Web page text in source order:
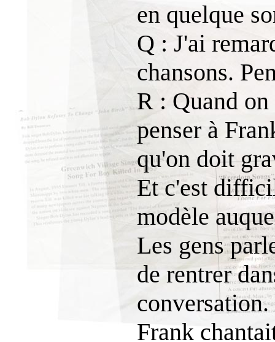
en quelque
Q : J'ai
chansons.
R : Quand on
penser à
qu'on doit
Et c'est
modèle
Les gens
de rentrer
conversation.
Frank